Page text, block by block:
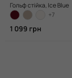
Гольф стійка, Ice Blue
+7
1 099 грн